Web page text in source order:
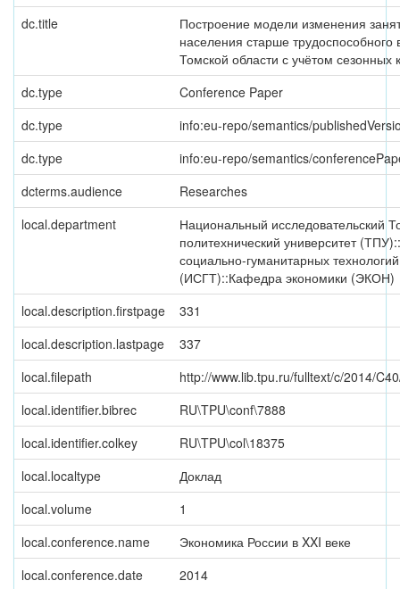
dc.title
Построение модели изменения
населения старше трудоспособного
Томской области с учётом сезонных
dc.type
Conference Paper
dc.type
info:eu-repo/semantics/
dc.type
info:eu-repo/semantics/
dcterms.audience
Researches
local.department
Национальный исследовательский
политехнический университет
социально-гуманитарных технологий
(ИСГТ)::Кафедра экономики (ЭКОН)
local.description.firstpage
331
local.description.lastpage
337
local.filepath
http://www.lib.tpu.ru/fulltext/c/2014/
local.identifier.bibrec
RU\TPU\conf\7888
local.identifier.colkey
RU\TPU\col\18375
local.localtype
Доклад
local.volume
1
local.conference.name
Экономика России в XXI веке
local.conference.date
2014